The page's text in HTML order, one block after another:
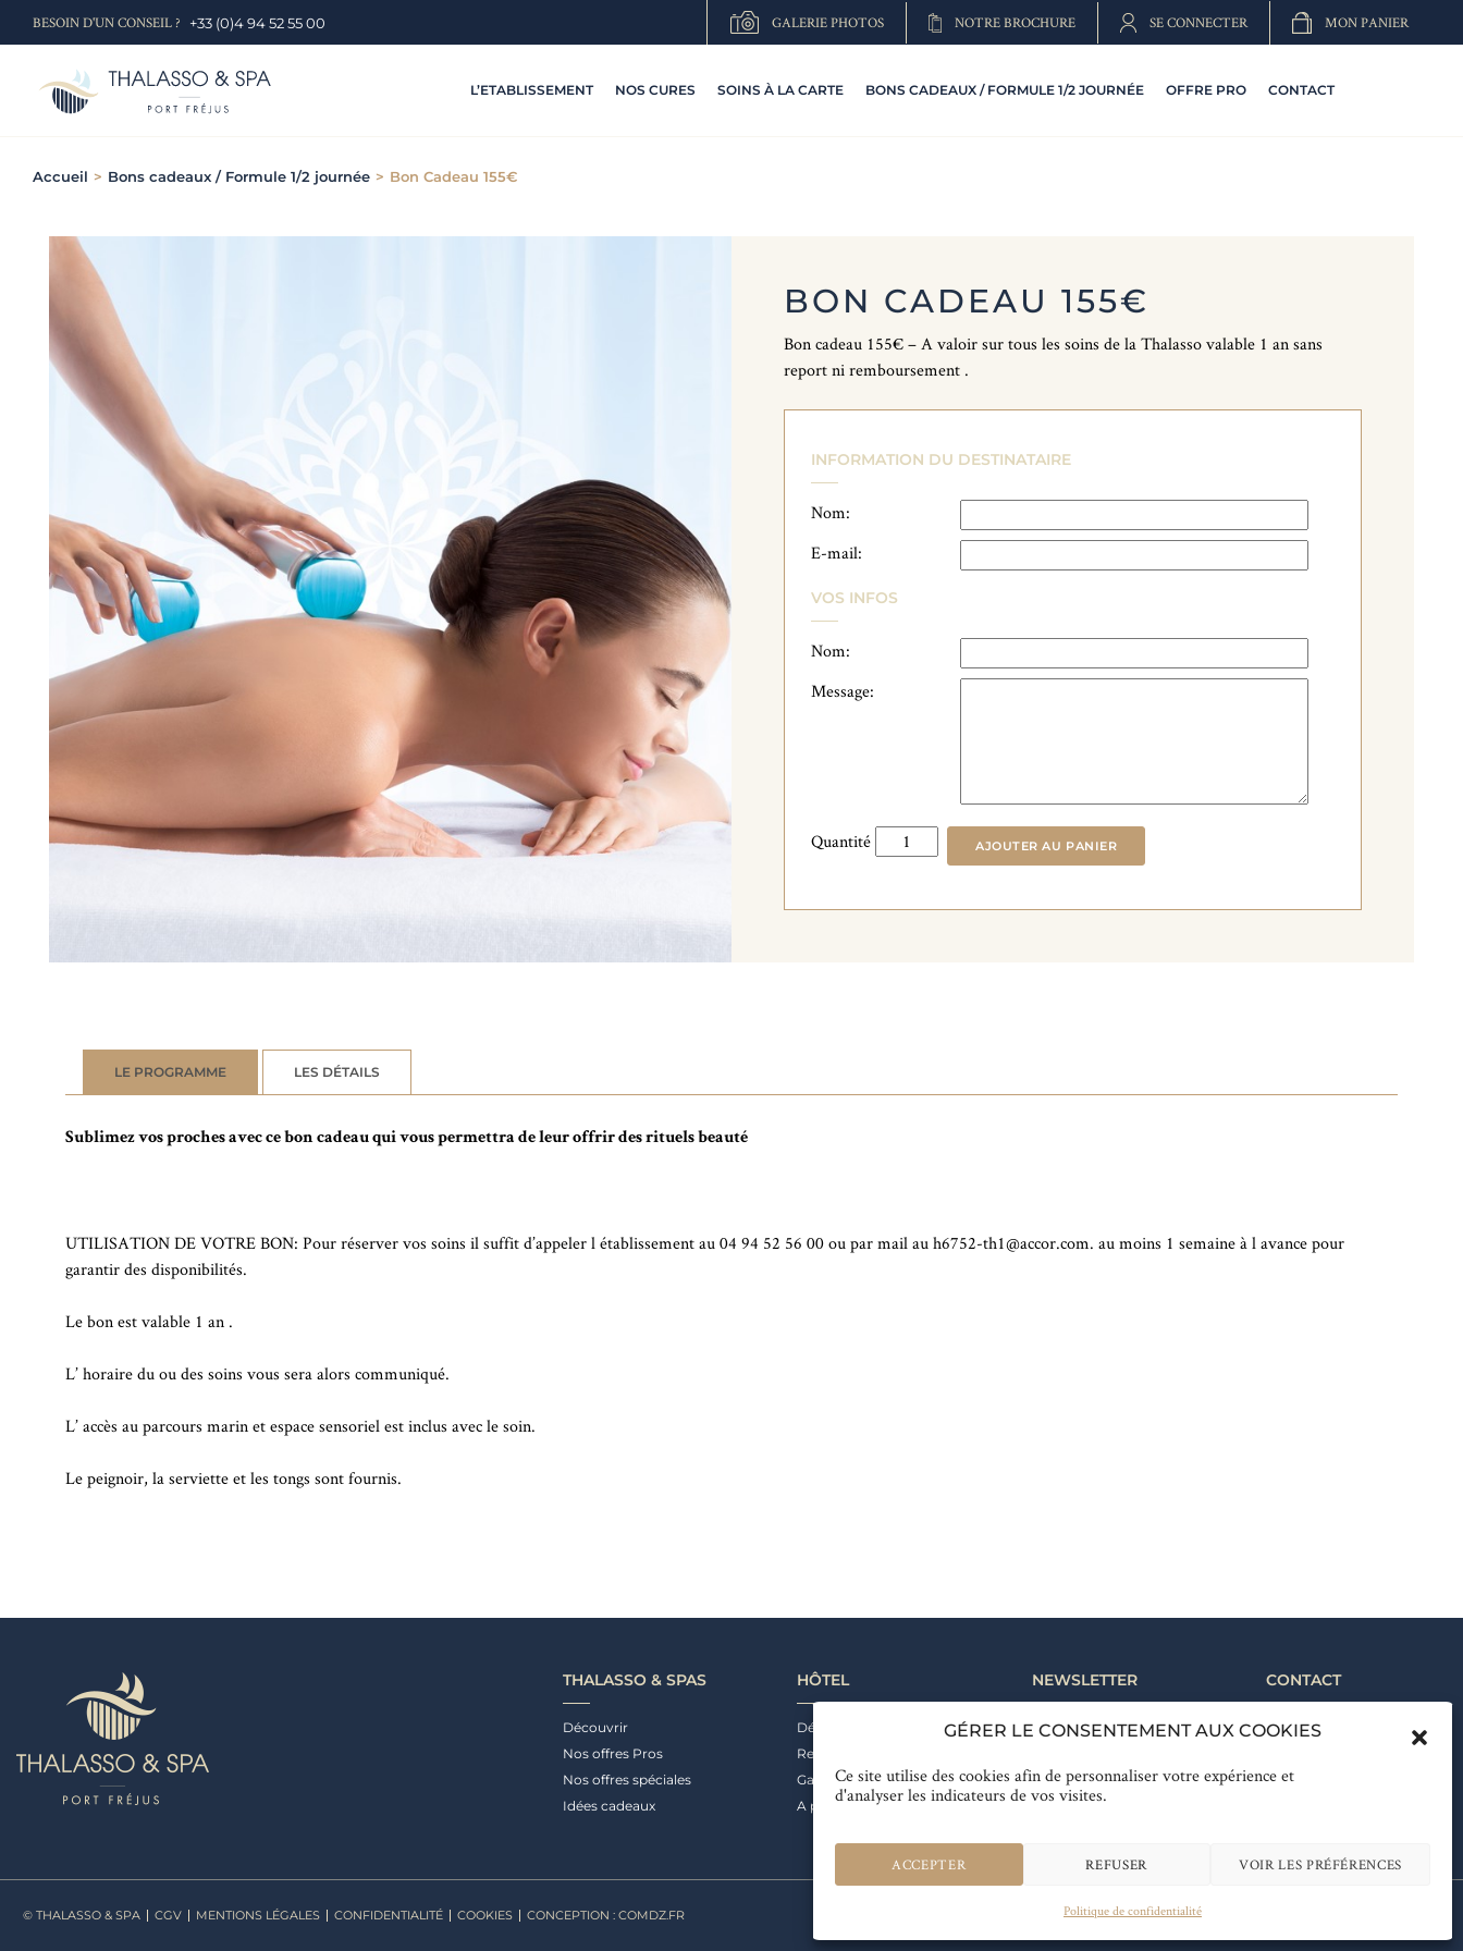
GÉRER LE CONSENTEMENT AUX COOKIES
Ce site utilise des cookies afin de personnaliser votre expérience et
d'analyser les indicateurs de vos visites.
ACCEPTER REFUSER VOIR LES PRÉFÉRENCES
Politique de confidentialité
BESOIN D'UN CONSEIL ? +33 (0)4 94 52 55 00 GALERIE PHOTOS NOTRE BROCHURE SE CONNECTER MON PANIER
L’ETABLISSEMENT NOS CURES SOINS À LA CARTE BONS CADEAUX / FORMULE 1/2 JOURNÉE OFFRE PRO CONTACT
Accueil > Bons cadeaux / Formule 1/2 journée > Bon Cadeau 155€
BON CADEAU 155€
Bon cadeau 155€ – A valoir sur tous les soins de la Thalasso valable 1 an sans
report ni remboursement .
INFORMATION DU DESTINATAIRE
Nom:
E-mail:
VOS INFOS
Nom:
Message:
Quantité
quantité
de
Cadeau
AJOUTER AU PANIER
LE PROGRAMME LES DÉTAILS
Sublimez vos proches avec ce bon cadeau qui vous permettra de leur offrir des rituels beauté
UTILISATION DE VOTRE BON: Pour réserver vos soins il suffit d’appeler l établissement au 04 94 52 56 00 ou par mail au h6752-th1@accor.com. au moins 1 semaine à l avance pour
garantir des disponibilités.
Le bon est valable 1 an .
L’ horaire du ou des soins vous sera alors communiqué.
L’ accès au parcours marin et espace sensoriel est inclus avec le soin.
Le peignoir, la serviette et les tongs sont fournis.
THALASSO & SPAS
Découvrir
Nos offres Pros
Nos offres spéciales
Idées cadeaux
HÔTEL
Découvrir
Restaurant & Bar
Galerie photos
A proximité
NEWSLETTER
Suivez notre actualité &
Inscrivez-vous
CONTACT
+33 (0)4 94 52 55 00
© THALASSO & SPA CGV MENTIONS LÉGALES CONFIDENTIALITÉ COOKIES CONCEPTION : COMDZ.FR